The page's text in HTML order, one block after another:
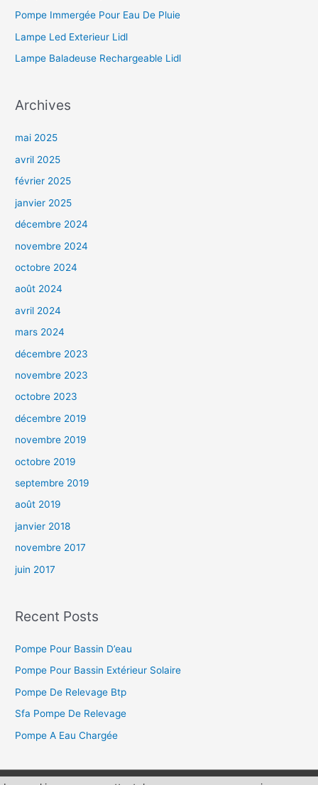
Pompe Immergée Pour Eau De Pluie
Lampe Led Exterieur Lidl
Lampe Baladeuse Rechargeable Lidl
Archives
mai 2025
avril 2025
février 2025
janvier 2025
décembre 2024
novembre 2024
octobre 2024
août 2024
avril 2024
mars 2024
décembre 2023
novembre 2023
octobre 2023
décembre 2019
novembre 2019
octobre 2019
septembre 2019
août 2019
janvier 2018
novembre 2017
juin 2017
Recent Posts
Pompe Pour Bassin D’eau
Pompe Pour Bassin Extérieur Solaire
Pompe De Relevage Btp
Sfa Pompe De Relevage
Pompe A Eau Chargée